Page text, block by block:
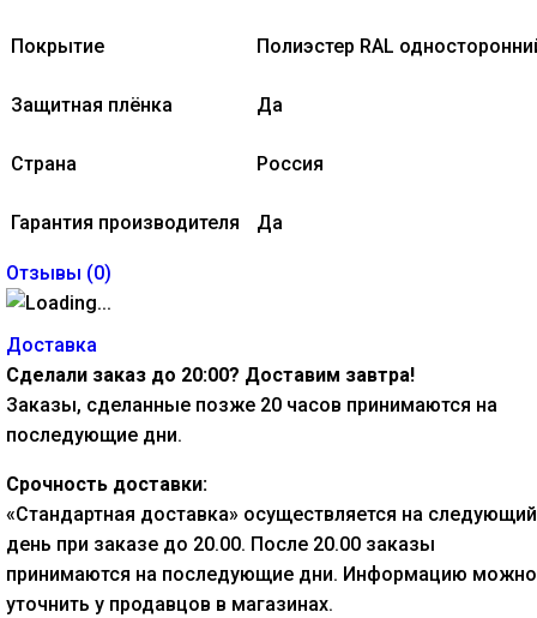
Покрытие Полиэстер RAL
Защитная плёнка Да
Страна Россия
Гарантия производителя Да
Отзывы (0)
Доставка
Сделали заказ до 20:00? Доставим завтра!
Заказы, сделанные позже 20 часов принимаются на
последующие дни.
Срочность доставки:
«Стандартная доставка» осуществляется на следующий
день при заказе до 20.00. После 20.00 заказы
принимаются на последующие дни. Информацию можно
уточнить у продавцов в магазинах.